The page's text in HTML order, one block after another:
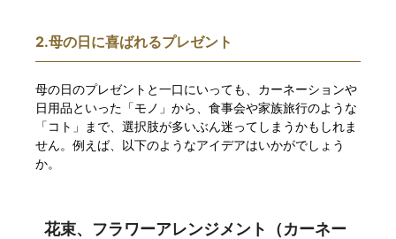
2.母の日に喜ばれるプレゼント
母の日のプレゼントと一口にいっても、カーネーションや
日用品といった「モノ」から、食事会や家族旅行のような
「コト」まで、選択肢が多いぶん迷ってしまうかもしれま
せん。例えば、以下のようなアイデアはいかがでしょう
か。
花束、フラワーアレンジメント（カーネー